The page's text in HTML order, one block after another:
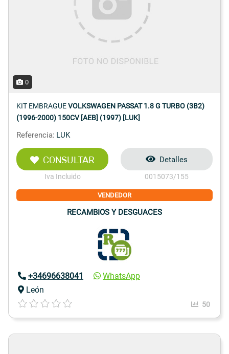
0
KIT EMBRAGUEVOLKSWAGEN PASSAT 1.8 G TURBO (3B2)
(1996-2000) 150CV [AEB] (1997) [LUK]
Referencia: LUK
CONSULTAR
Iva Incluido
Detalles
0015073/155
VENDEDOR
RECAMBIOS Y DESGUACES
+34696638041
WhatsApp
León
50